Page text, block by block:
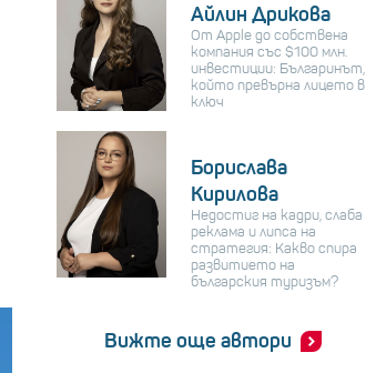
Айлин Дрикова
От Apple до собствена
компания със $100 млн.
инвестиции: Българинът,
който превърна лицето в
ключ
Борислава
Кирилова
Недостиг на кадри, слаба
реклама и липса на
стратегия: Какво спира
развитието на
българския туризъм?
Вижте още автори